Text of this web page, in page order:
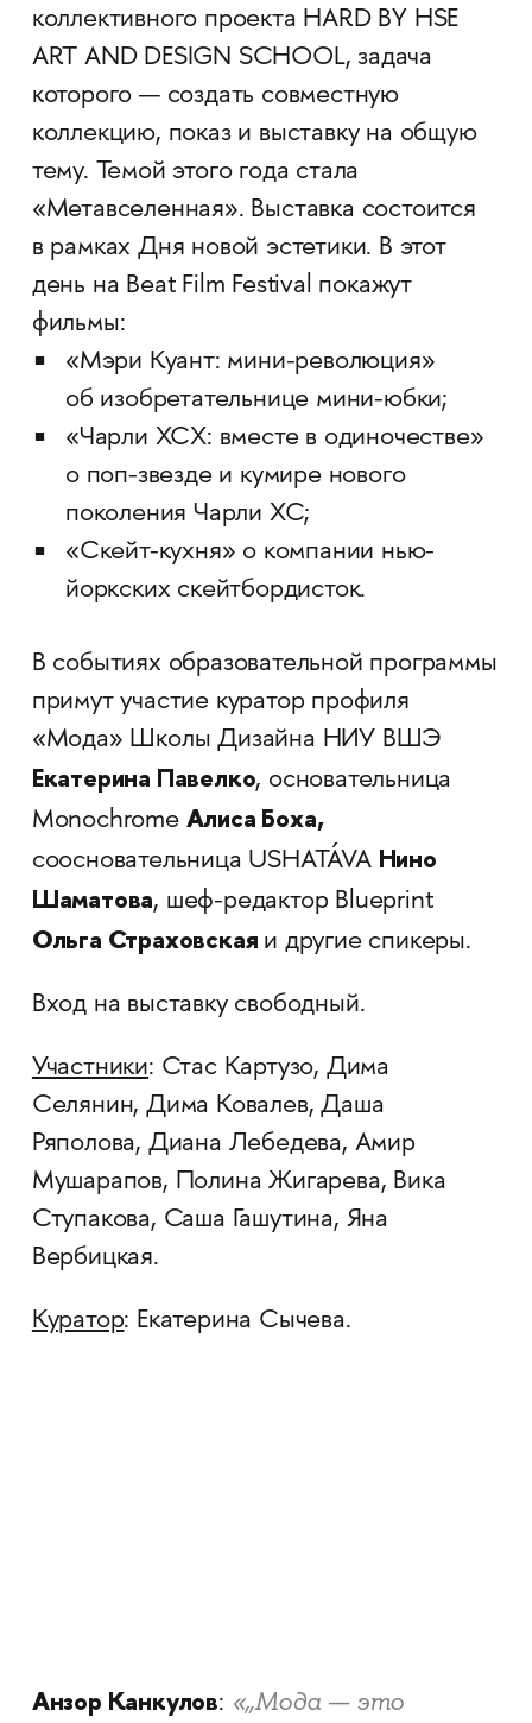
коллективного проекта HARD BY HSE
ART AND DESIGN SCHOOL, задача
которого — создать совместную
коллекцию, показ и выставку на общую
тему. Темой этого года стала
«Метавселенная». Выставка состоится
в рамках Дня новой эстетики. В этот
день на Beat Film Festival покажут
фильмы:
«Мэри Куант: мини-революция»
об изобретательнице мини-юбки;
«Чарли ХСХ: вместе в одиночестве»
о поп-звезде и кумире нового
поколения Чарли ХС;
«Скейт-кухня» о компании нью-
йоркских скейтбордисток.
В событиях образовательной программы
примут участие куратор профиля
«Мода» Школы Дизайна НИУ ВШЭ
Екатерина Павелко, основательница
Monochrome Алиса Боха,
соосновательница USHATÁVA Нино
Шаматова, шеф-редактор Blueprint
Ольга Страховская и другие спикеры.
Вход на выставку свободный.
Участники: Стас Картузо, Дима
Селянин, Дима Ковалев, Даша
Ряполова, Диана Лебедева, Амир
Мушарапов, Полина Жигарева, Вика
Ступакова, Саша Гашутина, Яна
Вербицкая.
Куратор: Екатерина Сычева.
Анзор Канкулов: «„Мода — это